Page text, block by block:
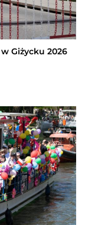
Giżycku 2026